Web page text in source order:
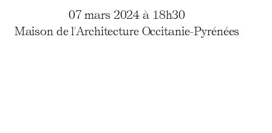
07 mars 2024 à 18h30
Maison de l'Architecture Occitanie-Pyrénées